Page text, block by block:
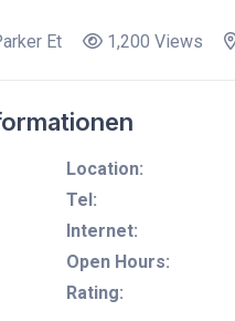
Et 1,200 Views
Location:
Tel:
Internet:
Open Hours:
Rating: